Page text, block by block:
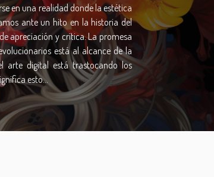
en una realidad donde la estética
ante un hito en la historia del
apreciación y crítica. La promesa
está al alcance de la
arte digital está trastocando los
esto...